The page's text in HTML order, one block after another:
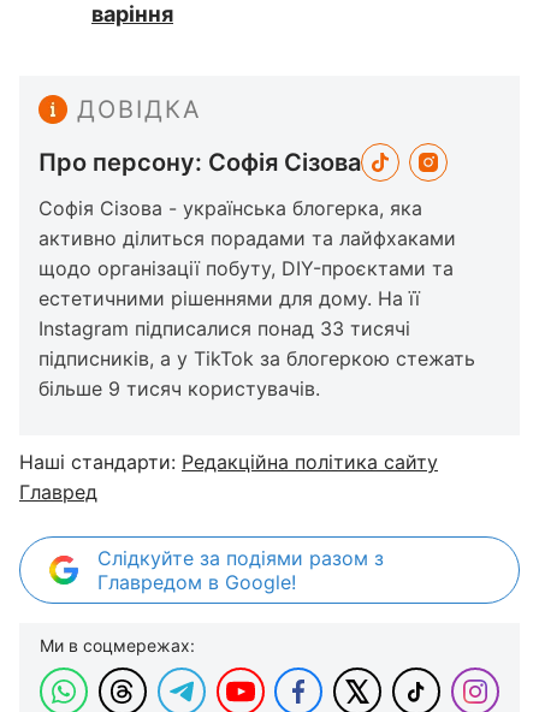
варіння
ДОВІДКА
Про персону: Софія Сізова
Софія Сізова - українська блогерка, яка
активно ділиться порадами та лайфхаками
щодо організації побуту, DIY-проєктами та
естетичними рішеннями для дому. На її
Instagram підписалися понад 33 тисячі
підписників, а у TikTok за блогеркою стежать
більше 9 тисяч користувачів.
Наші стандарти: Редакційна політика сайту
Главред
Слідкуйте за подіями разом з
Главредом в Google!
Ми в соцмережах: